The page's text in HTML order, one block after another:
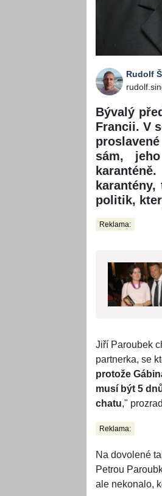
Rudolf
Bývalý
Francii. V
sám,
politik,
Reklama:
Jiří Paroubek
partnerka, se
protože
musí být 5
chatu,"
Reklama:
Na dovolené
Petrou
ale nekonalo,